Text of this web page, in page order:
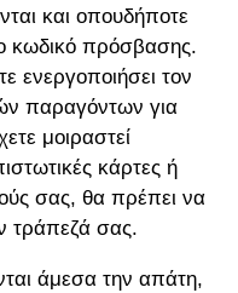
και οπουδήποτε
κωδικό πρόσβασης.
ενεργοποιήσει τον
παραγόντων για
μοιραστεί
κάρτες ή
σας, θα πρέπει να
τράπεζά σας.
άμεσα την απάτη,